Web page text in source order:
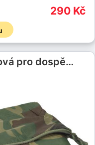
290 Kč
pro dospě…